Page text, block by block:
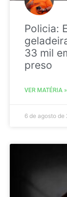
Policia:
33 mil
preso
VER MATÉRIA »
6 de agosto de